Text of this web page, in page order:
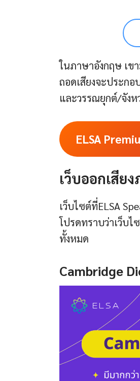
ในภาษาอังกฤษ เข
ถอดเสียงจะประก
และวรรณยุกต์/จังห
ELSA
เว็บออกเสีย
เว็บไซต์ที่ELSA
โปรดทราบว่าเว็บไ
ทั้งหมด
Cambridge